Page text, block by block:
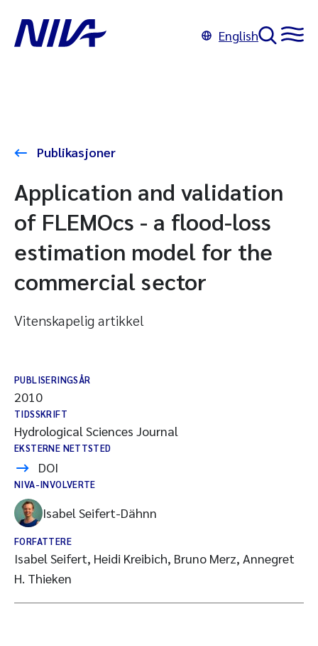
English
Publikasjoner
Application and validation
of FLEMOcs - a flood-loss
estimation model for the
commercial sector
Vitenskapelig artikkel
PUBLISERINGSÅR
2010
TIDSSKRIFT
Hydrological Sciences Journal
EKSTERNE NETTSTED
DOI
NIVA-INVOLVERTE
Isabel Seifert-Dähnn
FORFATTERE
Isabel Seifert, Heidi Kreibich, Bruno Merz, Annegret
H. Thieken